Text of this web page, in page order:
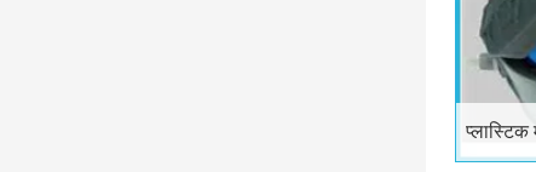
प्लास्टिक